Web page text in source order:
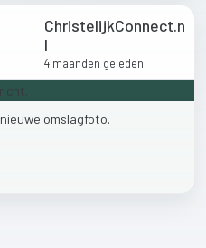
ChristelijkConnect.n
l
4 maanden geleden
nieuwe omslagfoto.